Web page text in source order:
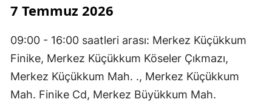
7 Temmuz 2026
09:00 - 16:00 saatleri arası: Merkez Küçükkum
Finike, Merkez Küçükkum Köseler Çıkmazı,
Merkez Küçükkum Mah. ., Merkez Küçükkum
Mah. Finike Cd, Merkez Büyükkum Mah.